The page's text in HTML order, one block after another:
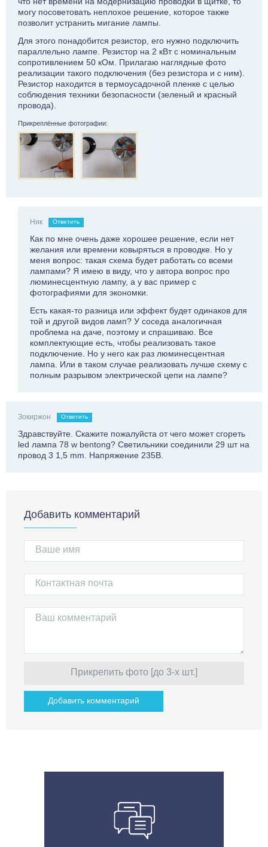
могу посоветовать неплохое решение, которое также
позволит устранить мигание лампы.
Для этого понадобится резистор, его нужно подключить
параллельно лампе. Резистор на 2 кВт с номинальным
сопротивлением 50 кОм. Прилагаю наглядные фото
реализации такого подключения (без резистора и с ним).
Резистор находится в термоусадочной пленке с целью
соблюдения техники безопасности (зеленый и красный
провода).
Прикреплённые фотографии:
Ник Ответить
Как по мне очень даже хорошее решение, если нет
желания или времени ковыряться в проводке. Но у
меня вопрос: такая схема будет работать со всеми
лампами? Я имею в виду, что у автора вопрос про
люминесцентную лампу, а у вас пример с
фотографиями для экономки.
Есть какая-то разница или эффект будет одинаков для
той и другой видов ламп? У соседа аналогичная
проблема на даче, поэтому и спрашиваю. Все
комплектующие есть, чтобы реализовать такое
подключение. Но у него как раз люминесцентная
лампа. Или в таком случае реализовать лучше схему с
полным разрывом электрической цепи на лампе?
Зокиржон Ответить
Здравствуйте. Скажите пожалуйста от чего может сгореть
led лампа 78 w bentong? Светильники соединили 29 шт на
провод 3 1,5 mm. Напряжение 235В.
Добавить комментарий
Прикрепить фото [до 3-х шт.]